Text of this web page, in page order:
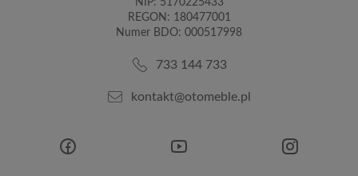
NIP: 5170225433
REGON: 180477001
Numer BDO: 000517998
733 144 733
kontakt@otomeble.pl